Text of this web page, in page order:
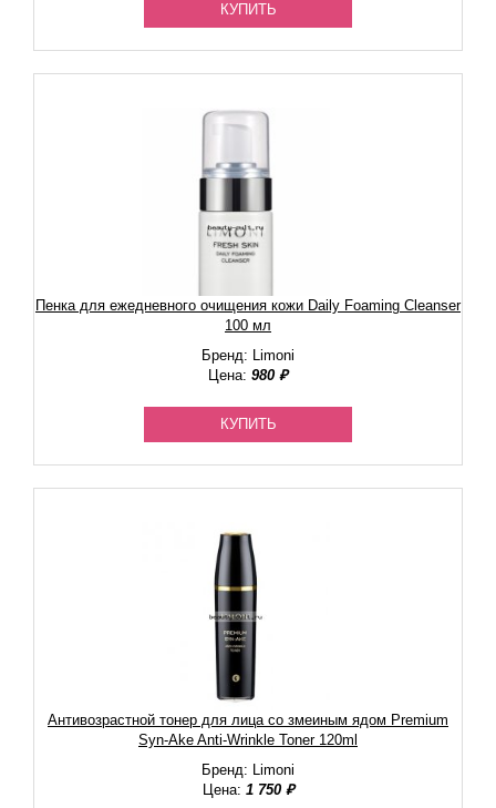
КУПИТЬ
Пенка для ежедневного очищения кожи Daily Foaming Cleanser
100 мл
Бренд: Limoni
Цена: 980 ₽
КУПИТЬ
Антивозрастной тонер для лица со змеиным ядом Premium
Syn-Ake Anti-Wrinkle Toner 120ml
Бренд: Limoni
Цена: 1 750 ₽